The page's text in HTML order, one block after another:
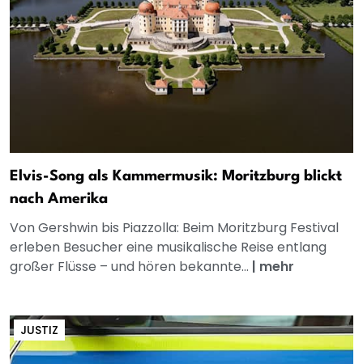
Elvis-Song als Kammermusik: Moritzburg blickt
nach Amerika
Von Gershwin bis Piazzolla: Beim Moritzburg Festival
erleben Besucher eine musikalische Reise entlang
großer Flüsse – und hören bekannte... | mehr
JUSTIZ